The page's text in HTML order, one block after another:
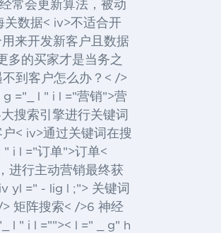
常会更新算法，被动
关数据< iv>不适合开
来开发新客户且数据
多的买家才是当务之
到客户怎么办？< />
="_ l " i l ="营销">营
搜索引擎进行关键词
< iv>通过关键词在搜
i l ="订单">订单<
进行主动营销最终获
yl =" - lig l ;"> 关键词
矩阵搜索< />6 神经
l " i l ="">< l =" _ g" h